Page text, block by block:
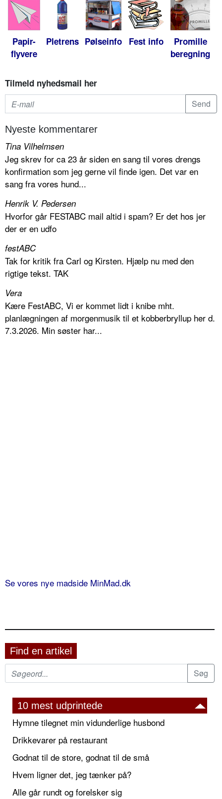
Papir-
flyvere
Pletrens Pølseinfo Fest info
Promille
beregning
Tilmeld nyhedsmail her
Nyeste kommentarer
Tina Vilhelmsen
Jeg skrev for ca 23 år siden en sang til vores drengs
konfirmation som jeg gerne vil finde igen. Det var en
sang fra vores hund...
Henrik V. Pedersen
Hvorfor går FESTABC mail altid i spam? Er det hos jer
der er en udfo
festABC
Tak for kritik fra Carl og Kirsten. Hjælp nu med den
rigtige tekst. TAK
Vera
Kære FestABC, Vi er kommet lidt i knibe mht.
planlægningen af morgenmusik til et kobberbryllup her d.
7.3.2026. Min søster har...
Se vores nye madside MinMad.dk
Find en artikel
10 mest udprintede
Hymne tilegnet min vidunderlige husbond
Drikkevarer på restaurant
Godnat til de store, godnat til de små
Hvem ligner det, jeg tænker på?
Alle går rundt og forelsker sig